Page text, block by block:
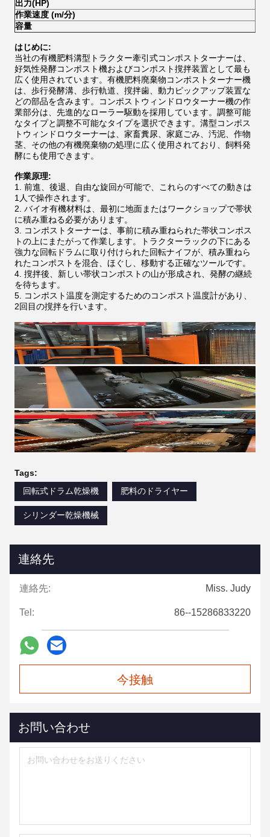
出力(HP)
作業速度 (m/分)
容量
はじめに:
当社の有機肥料溝型トラクター牽引式コンポストターナーは、
好気性発酵コンポスト機およびコンポスト撹拌装置として最も
広く使用されています。有機肥料廃棄物コンポストターナー機
は、歩行発酵溝、歩行軌道、撹拌歯、動力ピックアップ装置な
どの部品を含みます。コンポストウィンドロウターナー機の作
業部分は、先進的なローラー駆動を採用しています。調整可能
なタイプと調整不可能なタイプを選択できます。溝型コンポス
トウィンドロウターナーは、家畜糞尿、家庭ごみ、汚泥、作物
茎、その他の有機廃棄物の処理に広く使用されており、飼料発
酵にも使用できます。
作業原理:
1. 前進、後退、自由な旋回が可能で、これらのすべての動きは
1人で操作されます。
2. バイオ有機材料は、最初に地面またはワークショップで帯状
に積み重ねる必要があります。
3. コンポストターナーは、事前に積み重ねられた帯状コンポス
トの上にまたがって作業します。トラクターラックの下にある
強力な回転ドラムに取り付けられた回転ナイフが、積み重ねら
れたコンポストを混合、ほぐし、移動する正確なツールです。
4. 撹拌後、新しい帯状コンポストの山が形成され、発酵の継続
を待ちます。
5. コンポスト温度を測定するためのコンポスト温度計があり、
2回目の撹拌を行います。
Tags:
回転式ドラム乾燥機
肥料のドライヤー
シリンダー乾燥機械
連絡先
連絡先: Miss. Judy
Tel: 86--15286833220
今接触
お問い合わせ